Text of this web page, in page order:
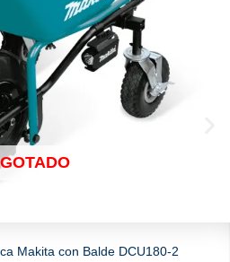
Makita con Balde DCU180-2